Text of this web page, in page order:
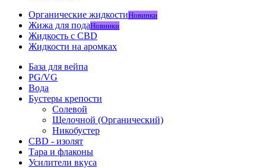
Органические жидкостиНовинки
Жижа для подаНовинки
Жидкость с CBD
Жидкости на аромках
База для вейпа
PG/VG
Вода
Бустеры крепости
Солевой
Щелочной (Органический)
Никобустер
CBD - изолят
Тара и флаконы
Усилители вкуса